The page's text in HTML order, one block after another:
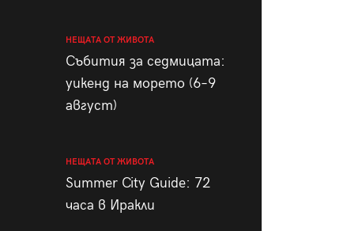
НЕЩАТА ОТ ЖИВОТА
Събития за седмицата:
уикенд на морето (6–9
август)
НЕЩАТА ОТ ЖИВОТА
Summer City Guide: 72
часа в Иракли